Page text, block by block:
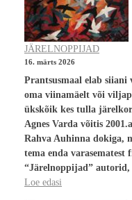
JÄRELNOPPIJAD
16. märts 2026
Prantsusmaal elab siiani
oma viinamäelt või
ükskõik kes tulla
Agnes Varda võitis
Rahva Auhinna dokiga,
tema enda
“Järelnoppijad” autorid,
Loe edasi